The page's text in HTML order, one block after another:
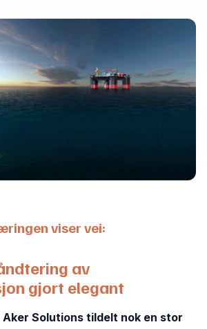
viser vei:
av
gjort elegant
Aker Solutions tildelt nok en stor